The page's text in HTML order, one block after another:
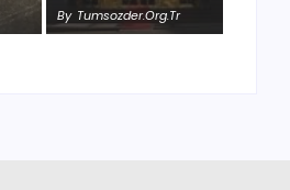
By Tumsozder.org.tr